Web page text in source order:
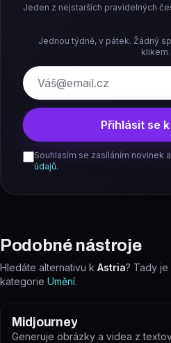
Jeden z nejstarších pravidelných
Jednou týdně, v pátek. Žádný
klikem.
E-mail
Přihlásit se
Souhlasím se zasíláním novinek a
údajů.
Podobné nástroje
Hledáte alternativu k Astria? Tady je
kategorie Umění.
Midjourney
Generuje obrázky a videa z